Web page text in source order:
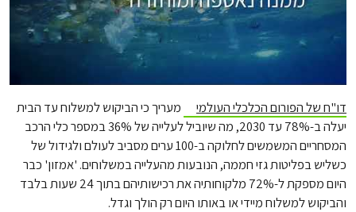
דו"ח של הפורום הכלכלי העולמי
מעריך כי הביקוש למשלוח עד הבית
יעלה ב-78% עד 2030, מה שיוביל לעלייה של 36% במספר כלי הרכב
המסחריים המשמשים לחלוקה ב-100 ערים מסביב לעולם ולגידול של
כשליש בפליטות גזי חממה, הנובעות מהעלייה במשלוחים. 'אמזון' כבר
היום מספקת ל-72% מלקוחותיה את רכישותיהם בתוך 24 שעות בלבד
והביקוש למשלוח מיידי או באותו היום רק הולך וגדל.